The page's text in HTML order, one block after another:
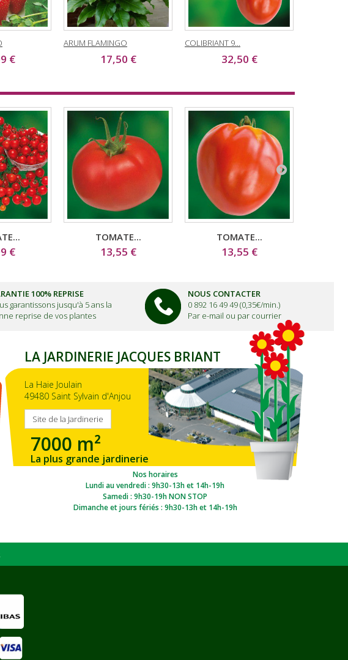
€
ARUM FLAMINGO
17,50 €
COLIBRIANT 9...
32,50 €
€
TOMATE...
13,55 €
TOMATE...
13,55 €
100% REPRISE
garantissons jusqu'à 5 ans la
reprise de vos plantes
NOUS CONTACTER
0 892 16 49 49 (0,35€/min.)
Par e-mail ou par courrier
LA JARDINERIE JACQUES BRIANT
La Haie Joulain
49480 Saint Sylvain d'Anjou
Site de la Jardinerie
7000 m²
La plus grande jardinerie
de la région Ouest
Nos horaires
Lundi au vendredi : 9h30-13h et 14h-19h
Samedi : 9h30-19h NON STOP
Dimanche et jours fériés : 9h30-13h et 14h-19h